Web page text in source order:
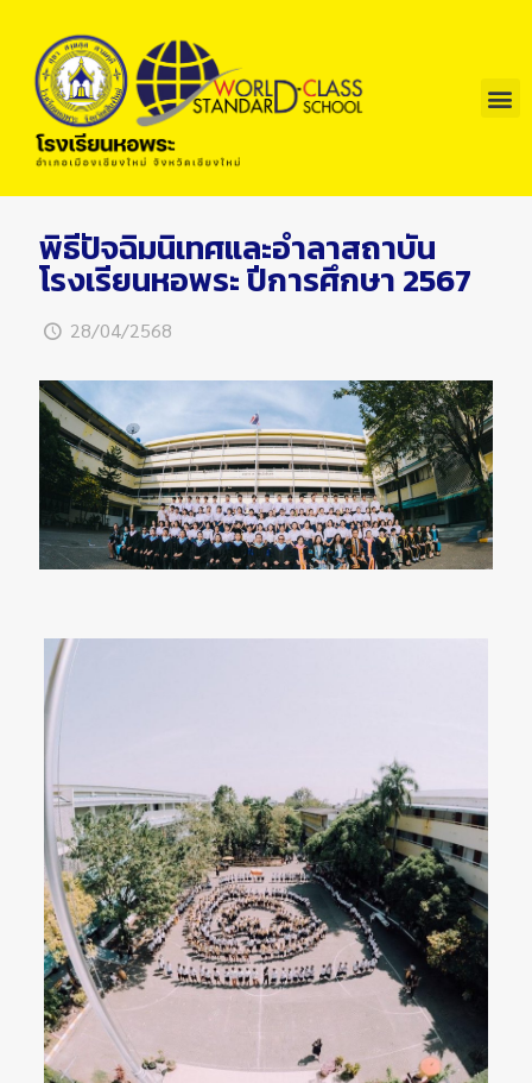
พิธีปัจฉิมนิเทศและอำลาสถาบัน
โรงเรียนหอพระ ปีการศึกษา 2567
28/04/2568